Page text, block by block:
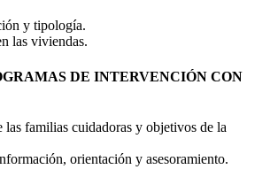
y tipología.
las viviendas.
DE INTERVENCIÓN CON
las familias cuidadoras y objetivos de la
orientación y asesoramiento.